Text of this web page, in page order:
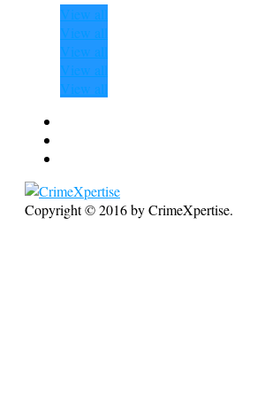
View all
View all
View all
View all
View all
Copyright © 2016 by CrimeXpertise.